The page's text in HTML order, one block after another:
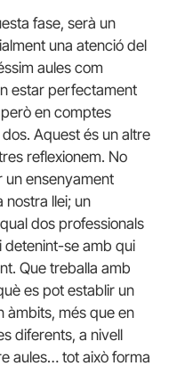
fase, serà un
una atenció del
aules com
estar perfectament
en comptes
Aquest és un altre
reflexionem. No
un ensenyament
nostra llei; un
dos professionals
detenint-se amb qui
Que treballa amb
es pot establir un
àmbits, més que en
diferents, a nivell
aules… tot això forma